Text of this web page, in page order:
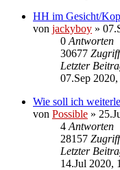
HH im Gesicht/
von jackyboy »
0 Antworten
30677
Letzter
07.Sep
Wie soll ich
von Possible »
4 Antworten
28157
Letzter
14.Jul 2020,